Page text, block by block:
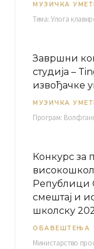
МУЗИЧКА
Завршни
студија –
извођачке
МУЗИЧКА
Конкурс за
Републици
смештај и
школску
ОБАВЕШТЕЊА